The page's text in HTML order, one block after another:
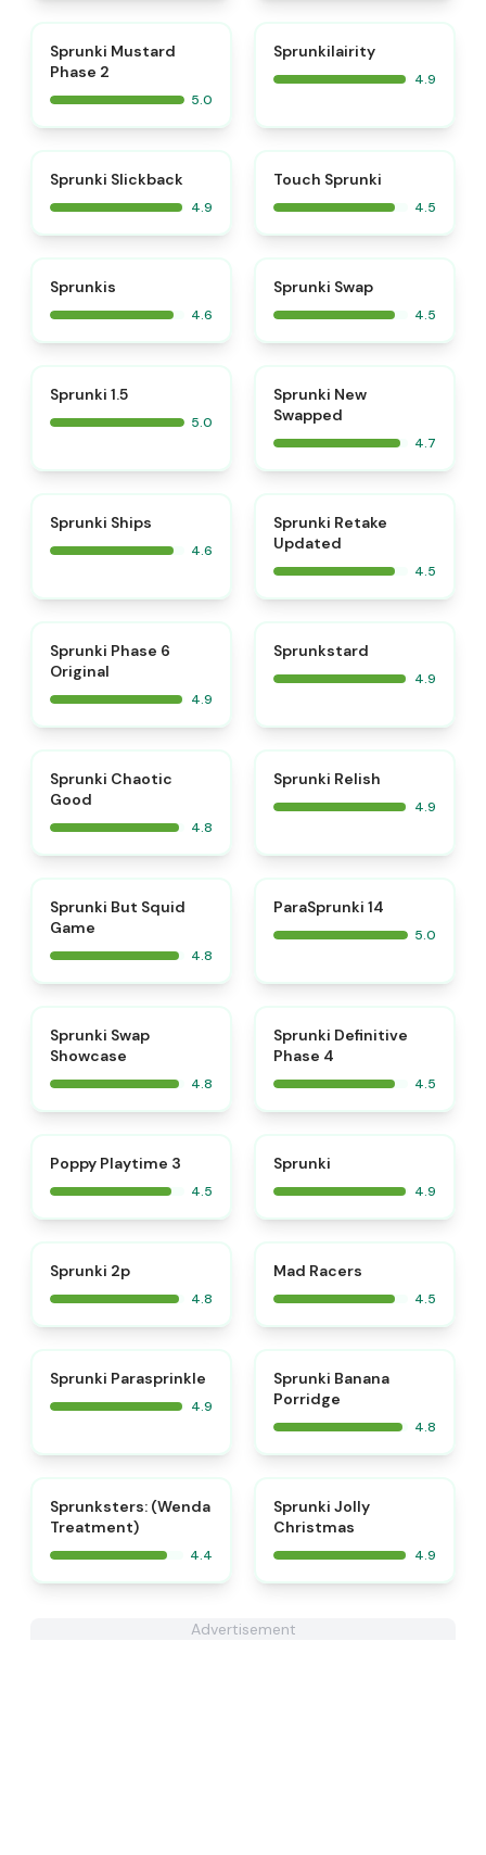
Sprunki Mustard
Phase 2
5.0
Sprunkilairity
4.9
Sprunki Slickback
4.9
Touch Sprunki
4.5
Sprunkis
4.6
Sprunki Swap
4.5
Sprunki 1.5
5.0
Sprunki New
Swapped
4.7
Sprunki Ships
4.6
Sprunki Retake
Updated
4.5
Sprunki Phase 6
Original
4.9
Sprunkstard
4.9
Sprunki Chaotic
Good
4.8
Sprunki Relish
4.9
Sprunki But Squid
Game
4.8
ParaSprunki 14
5.0
Sprunki Swap
Showcase
4.8
Sprunki Definitive
Phase 4
4.5
Poppy Playtime 3
4.5
Sprunki
4.9
Sprunki 2p
4.8
Mad Racers
4.5
⭐
Sprunki Parasprinkle
4.9
Sprunki Banana
Porridge
4.8
Sprunksters: (Wenda
Treatment)
4.4
Sprunki Jolly
Christmas
4.9
Advertisement